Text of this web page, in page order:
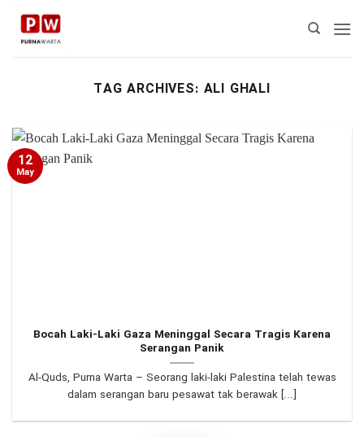
Skip
content
TAG ARCHIVES: ALI GHALI
Bocah Laki-Laki Gaza Meninggal Secara Tragis Karena
Serangan Panik
Al-Quds, Purna Warta – Seorang laki-laki Palestina telah tewas
dalam serangan baru pesawat tak berawak [...]
12
May